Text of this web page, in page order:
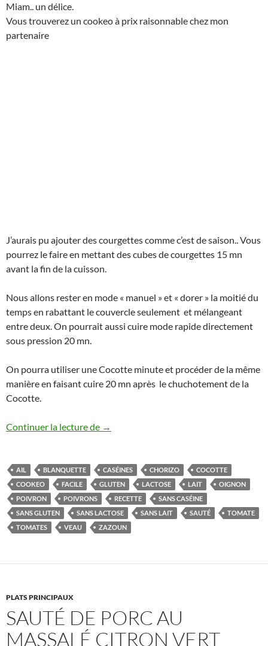
Miam.. un délice.
Vous trouverez un cookeo à prix raisonnable chez mon
partenaire
J’aurais pu ajouter des courgettes comme c’est de saison.. Vous
pourrez le faire en mettant des cubes de courgettes 15 mn
avant la fin de la cuisson.
Nous allons rester en mode « manuel » et « dorer » la moitié du
temps en rabattant le couvercle seulement et mélangeant
entre deux. On pourrait aussi cuire mode rapide directement
sous pression 20 mn.
On pourra utiliser une Cocotte minute et procéder de la même
manière en faisant cuire 20 mn après le chuchotement de la
Cocotte.
Continuer la lecture de Sauté ou blanquette de veau aux
→
AIL BLANQUETTE CASÉINES CHORIZO
COCOTTE
COOKEO
FACILE GLUTEN LACTOSE LAIT
OIGNON
POIVRON
POIVRONS RECETTE
SANS CASÉINE
SANS GLUTEN
SANS LACTOSE SANS LAIT SAUTÉ
TOMATE
TOMATES
VEAU ZAZOUN
PLATS PRINCIPAUX
SAUTÉ DE PORC AU
MASSALÉ CITRON VERT